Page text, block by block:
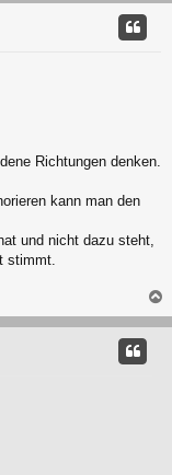
Richtungen denken.
kann man den
und nicht dazu steht,
stimmt.
a
c